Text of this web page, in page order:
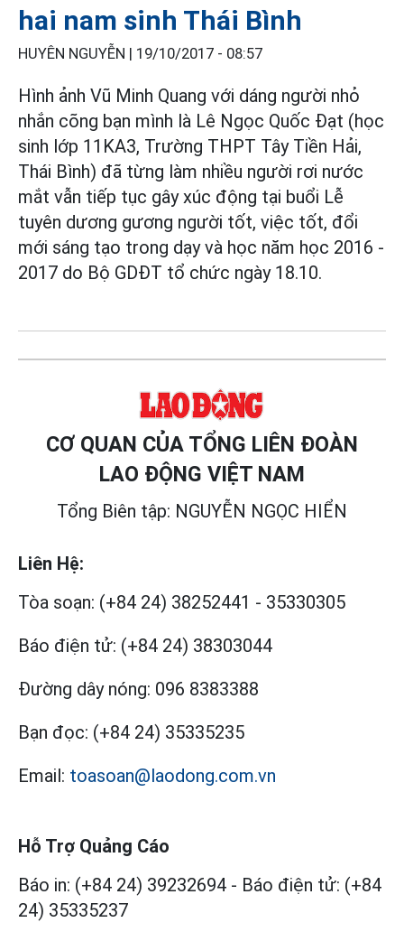
hai nam sinh Thái Bình
HUYÊN NGUYỄN | 19/10/2017 - 08:57
Hình ảnh Vũ Minh Quang với dáng người nhỏ
nhắn cõng bạn mình là Lê Ngọc Quốc Đạt (học
sinh lớp 11KA3, Trường THPT Tây Tiền Hải,
Thái Bình) đã từng làm nhiều người rơi nước
mắt vẫn tiếp tục gây xúc động tại buổi Lễ
tuyên dương gương người tốt, việc tốt, đổi
mới sáng tạo trong dạy và học năm học 2016 -
2017 do Bộ GDĐT tổ chức ngày 18.10.
CƠ QUAN CỦA TỔNG LIÊN ĐOÀN
LAO ĐỘNG VIỆT NAM
Tổng Biên tập: NGUYỄN NGỌC HIỂN
Liên Hệ:
Tòa soạn: (+84 24) 38252441 - 35330305
Báo điện tử: (+84 24) 38303044
Đường dây nóng: 096 8383388
Bạn đọc: (+84 24) 35335235
Email: toasoan@laodong.com.vn
Hỗ Trợ Quảng Cáo
Báo in: (+84 24) 39232694 - Báo điện tử: (+84
24) 35335237